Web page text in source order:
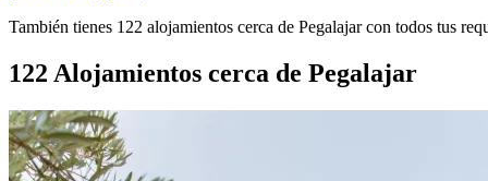
También tienes 122 alojamientos cerca de Pegalajar con todos tus
122 Alojamientos cerca de Pegalajar